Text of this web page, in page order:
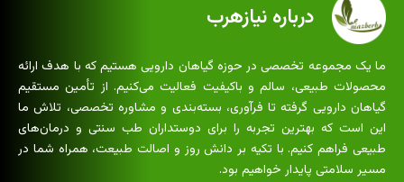
درباره نیازهرب
ما یک مجموعه تخصصی در حوزه گیاهان دارویی هستیم که با هدف ارائه
محصولات طبیعی، سالم و باکیفیت فعالیت می‌کنیم. از تأمین مستقیم
گیاهان دارویی گرفته تا فرآوری، بسته‌بندی و مشاوره تخصصی، تلاش ما
این است که بهترین تجربه را برای دوستداران طب سنتی و درمان‌های
طبیعی فراهم کنیم. با تکیه بر دانش روز و اصالت طبیعت، همراه شما در
مسیر سلامتی پایدار خواهیم بود.